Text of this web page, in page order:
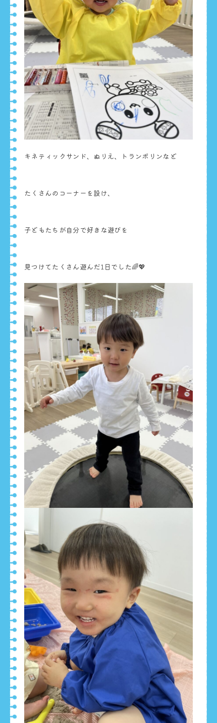
キネティックサンド、ぬりえ、トランポリンなど
たくさんのコーナーを設け、
子どもたちが自分で好きな遊びを
見つけてたくさん遊んだ1日でした🌈💖